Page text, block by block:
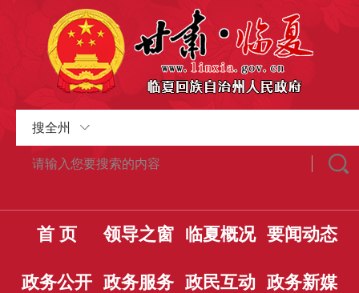
搜全州
首 页 领导之窗 临夏概况 要闻动态
政务公开 政务服务 政民互动 政务新媒